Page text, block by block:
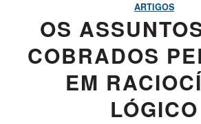
ARTIGOS
OS
COBRADOS
EM
LÓGICO